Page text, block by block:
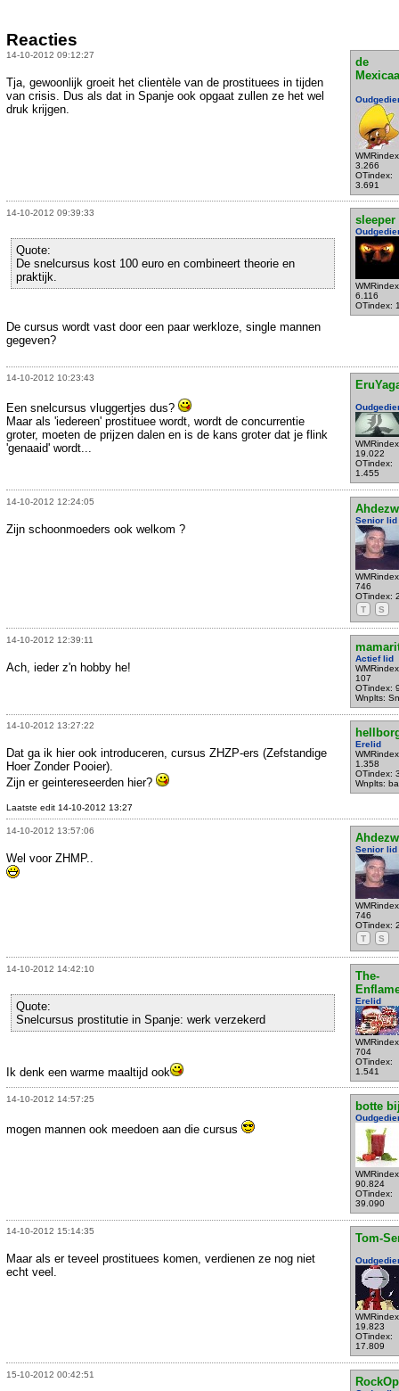
Reacties
14-10-2012 09:12:27
de
3.266
OTindex:
3.691
Tja, gewoonlijk groeit het clientèle van de prostituees in tijden
van crisis. Dus als dat in Spanje ook opgaat zullen ze het wel
druk krijgen.
14-10-2012 09:39:33
sleeper
6.116
OTindex:
Quote:
De snelcursus kost 100 euro en combineert theorie en
praktijk.
De cursus wordt vast door een paar werkloze, single mannen
gegeven?
14-10-2012 10:23:43
19.022
OTindex:
1.455
Een snelcursus vluggertjes dus?
Maar als 'iedereen' prostituee wordt, wordt de concurrentie
groter, moeten de prijzen dalen en is de kans groter dat je flink
'genaaid' wordt...
14-10-2012 12:24:05
Senior lid
746
OTindex:
T
S
Zijn schoonmoeders ook welkom ?
14-10-2012 12:39:11
Actief lid
107
OTindex:
Wnplts:
Ach, ieder z'n hobby he!
14-10-2012 13:27:22
Erelid
1.358
OTindex:
Wnplts:
Dat ga ik hier ook introduceren, cursus ZHZP-ers (Zefstandige
Hoer Zonder Pooier).
Zijn er geintereseerden hier?
Laatste edit 14-10-2012 13:27
14-10-2012 13:57:06
Senior lid
746
OTindex:
T
S
Wel voor ZHMP..
14-10-2012 14:42:10
The-
Erelid
704
OTindex:
1.541
Quote:
Snelcursus prostitutie in Spanje: werk verzekerd
Ik denk een warme maaltijd ook
14-10-2012 14:57:25
botte
90.824
OTindex:
39.090
mogen mannen ook meedoen aan die cursus
14-10-2012 15:14:35
Tom-
19.823
OTindex:
17.809
Maar als er teveel prostituees komen, verdienen ze nog niet
echt veel.
15-10-2012 00:42:51